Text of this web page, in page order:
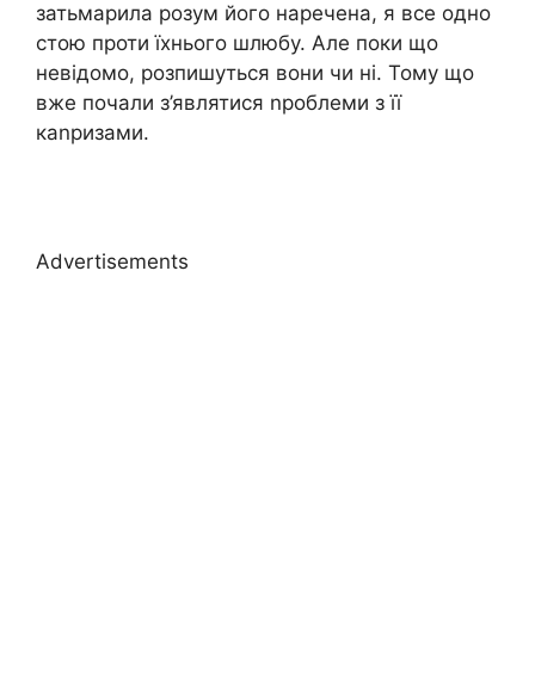
затьмарила розум його наречена, я все одно
стою проти їхнього шлюбу. Але поки що
невідомо, розпишуться вони чи ні. Тому що
вже почали з’являтися nроблеми з її
каnризами.
Advertisements